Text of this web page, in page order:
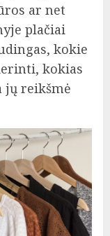
ar net
plačiai
kokie
kokias
jų reikšmė